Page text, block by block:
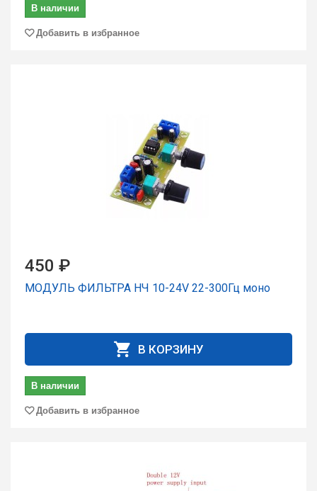
В наличии
Добавить в избранное
450 ₽
МОДУЛЬ ФИЛЬТРА НЧ 10-24V 22-300Гц моно
В КОРЗИНУ
В наличии
Добавить в избранное